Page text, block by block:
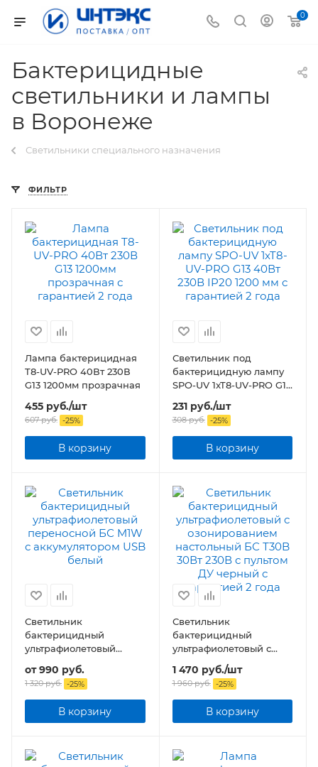
0
Бактерицидные
светильники и лампы
в Воронеже
Светильники специального назначения
ФИЛЬТР
Лампа бактерицидная
T8-UV-PRO 40Вт 230В
G13 1200мм прозрачная
455 руб./шт
607руб. -25%
В корзину
Светильник под
бактерицидную лампу
SPO-UV 1xT8-UV-PRO G13
40Вт 230В IP20 1200 мм
231руб./шт
308руб. -25%
В корзину
Светильник
бактерицидный
ультрафиолетовый
аккумулятором USB
от990 руб.
1 320 руб. -25%
В корзину
Светильник
бактерицидный
ультрафиолетовый с
озонированием
настольный БС Т30B
30Вт 230В с пультом ДУ
черный
1 470 руб./шт
1 960руб. -25%
В корзину